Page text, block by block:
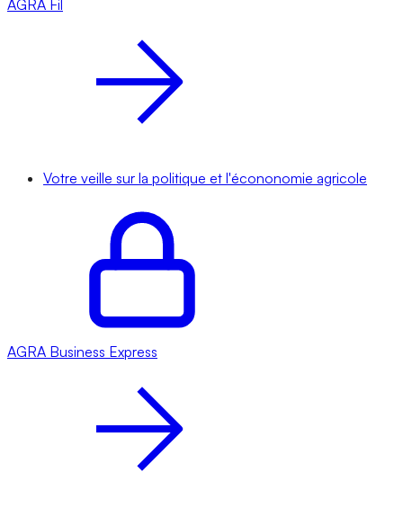
AGRA Fil
Votre veille sur la politique et l'écononomie agricole
AGRA Business Express